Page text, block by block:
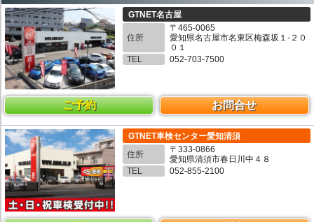
GTNET名古屋
住所
〒465-0065
愛知県名古屋市名東区梅森坂１-２０
０１
TEL
052-703-7500
ご予約 お問合せ
GTNET車検センター愛知清須
住所
〒333-0866
愛知県清須市春日川中４８
TEL
052-855-2100